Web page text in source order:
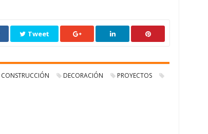
Tweet
CONSTRUCCIÓN DECORACIÓN
PROYECTOS